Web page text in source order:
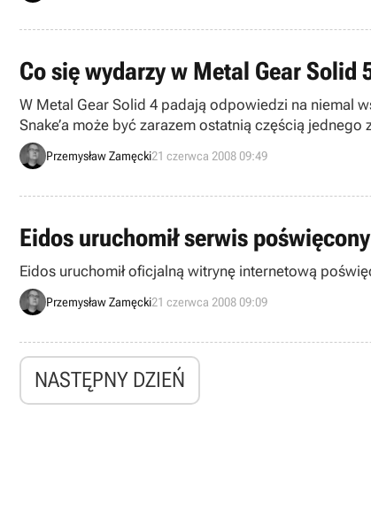
Co się wydarzy w Metal Gear Solid
W Metal Gear Solid 4 padają odpowiedzi na niemal
Snake’a może być zarazem ostatnią częścią
sam Hideo Kojima. Co więc wydarzy się w Metal Gear
Przemysław Zamęcki21 czerwca 2008 09:49
Eidos uruchomił serwis
Eidos uruchomił oficjalną witrynę internetową
Przemysław Zamęcki21 czerwca 2008 09:09
NASTĘPNY DZIEŃ